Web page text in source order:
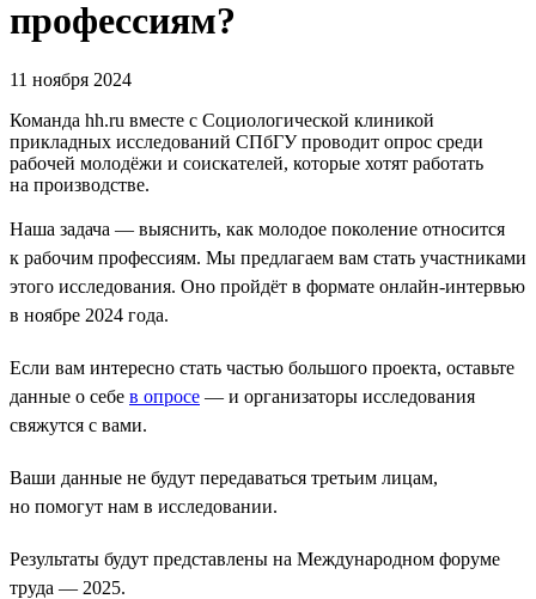
профессиям?
11 ноября 2024
Команда hh.ru вместе с Социологической клиникой
прикладных исследований СПбГУ проводит опрос среди
рабочей молодёжи и соискателей, которые хотят работать
на производстве.
Наша задача — выяснить, как молодое поколение относится
к рабочим профессиям. Мы предлагаем вам стать участниками
этого исследования. Оно пройдёт в формате онлайн-интервью
в ноябре 2024 года.
Если вам интересно стать частью большого проекта, оставьте
данные о себе в опросе — и организаторы исследования
свяжутся с вами.
Ваши данные не будут передаваться третьим лицам,
но помогут нам в исследовании.
Результаты будут представлены на Международном форуме
труда — 2025.